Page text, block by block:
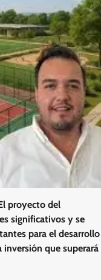
proyecto del
significativos y se
para el desarrollo
que superará